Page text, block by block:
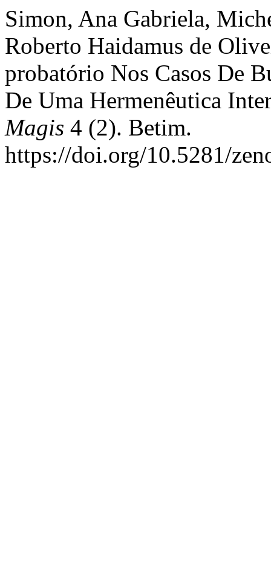
Simon, Ana Gabriela,
Roberto Haidamus de
probatório Nos Casos De
De Uma Hermenêutica
Magis 4 (2). Betim.
https://doi.org/10.5281/